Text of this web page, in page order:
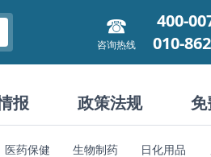
咨询热线
400-
010-
报 政策法规 免
医药保健 生物制药 日化用品